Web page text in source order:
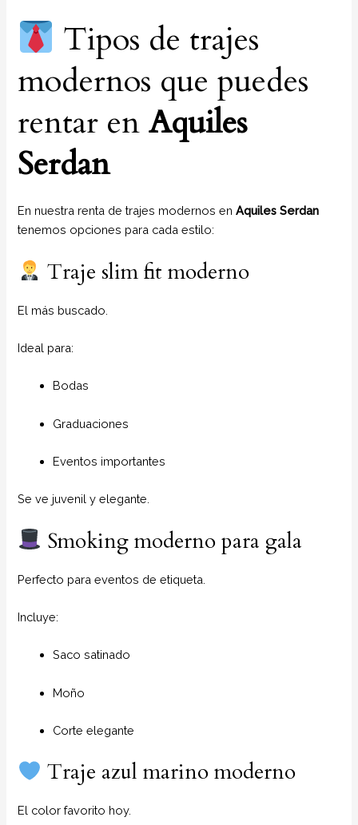
Tipos de trajes
modernos que puedes
rentar enAquiles
Serdan
En nuestra renta de trajes modernos enAquiles Serdan
tenemos opciones para cada estilo:
Traje slim fit moderno
El más buscado.
Ideal para:
Bodas
Graduaciones
Eventos importantes
Se ve juvenil y elegante.
Smoking moderno para gala
Perfecto para eventos de etiqueta.
Incluye:
Saco satinado
Moño
Corte elegante
Traje azul marino moderno
El color favorito hoy.